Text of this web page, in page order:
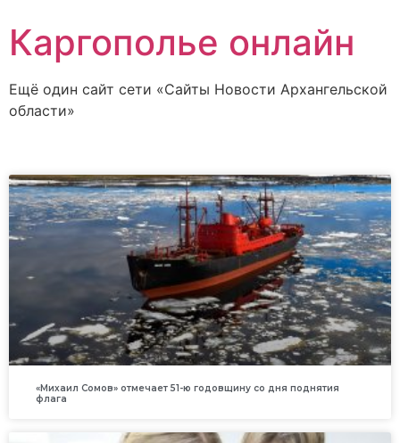
Каргополье онлайн
Ещё один сайт сети «Сайты Новости Архангельской
области»
«Михаил Сомов» отмечает 51-ю годовщину со дня поднятия
флага